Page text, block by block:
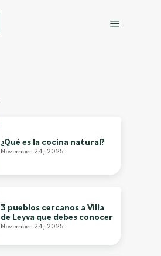
¿Qué es la cocina natural?
November 24, 2025
3 pueblos cercanos a Villa
de Leyva que debes conocer
November 24, 2025